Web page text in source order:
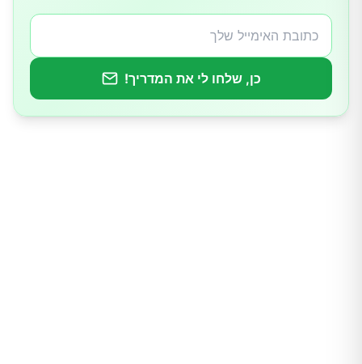
8. שינוי לא מוסבר במשקל או בתיאבון
אז איך באמת בודקים אם יש דלקת כרונית?
כן, שלחו לי את המדריך!